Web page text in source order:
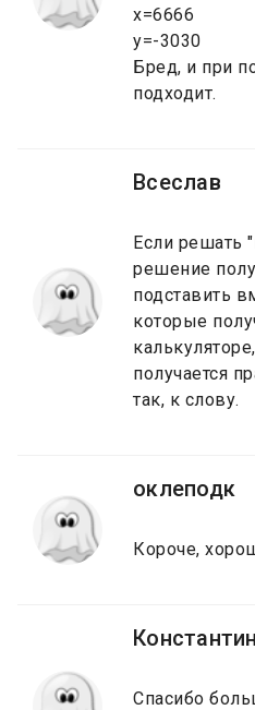
x=6666
y=-3030
Бред, и при
подходит.
Всеслав
Если решать
решение
подставить
которые
получается
так, к слову.
оклеподк
Короче,
Константин
Спасибо